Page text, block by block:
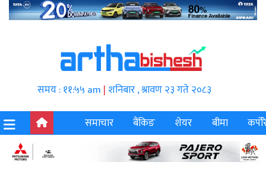
समय : ११:५५ am | शनिबार , श्रावण २३ गते २०८३
समाचार
बैंकिङ शेयर बीमा